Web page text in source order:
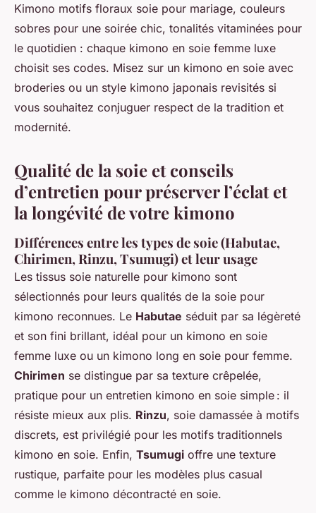
Kimono motifs floraux soie pour mariage, couleurs
sobres pour une soirée chic, tonalités vitaminées pour
le quotidien : chaque kimono en soie femme luxe
choisit ses codes. Misez sur un kimono en soie avec
broderies ou un style kimono japonais revisités si
vous souhaitez conjuguer respect de la tradition et
modernité.
Qualité de la soie et conseils
d’entretien pour préserver l’éclat et
la longévité de votre kimono
Différences entre les types de soie (Habutae,
Chirimen, Rinzu, Tsumugi) et leur usage
Les tissus soie naturelle pour kimono sont
sélectionnés pour leurs qualités de la soie pour
kimono reconnues. Le Habutae séduit par sa légèreté
et son fini brillant, idéal pour un kimono en soie
femme luxe ou un kimono long en soie pour femme.
Chirimen se distingue par sa texture crêpelée,
pratique pour un entretien kimono en soie simple : il
résiste mieux aux plis. Rinzu, soie damassée à motifs
discrets, est privilégié pour les motifs traditionnels
kimono en soie. Enfin, Tsumugi offre une texture
rustique, parfaite pour les modèles plus casual
comme le kimono décontracté en soie.